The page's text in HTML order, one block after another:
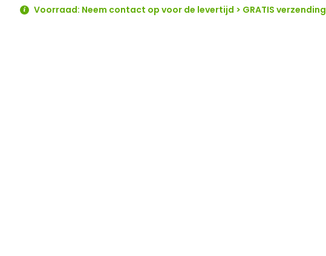
Voorraad: Neem contact op voor de levertijd > GRATIS verzending